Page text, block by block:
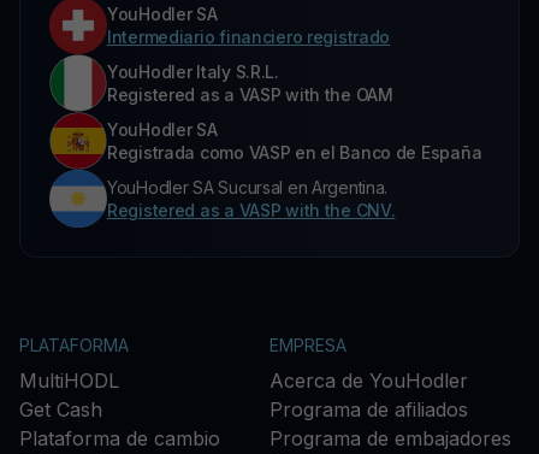
YouHodler SA
Intermediario financiero registrado
YouHodler Italy S.R.L.
Registered as a VASP with the OAM
YouHodler SA
Registrada como VASP en el Banco de España
YouHodler SA Sucursal en Argentina.
Registered as a VASP with the CNV.
PLATAFORMA
MultiHODL
Get Cash
Plataforma de cambio
EMPRESA
Acerca de YouHodler
Programa de afiliados
Programa de embajadores